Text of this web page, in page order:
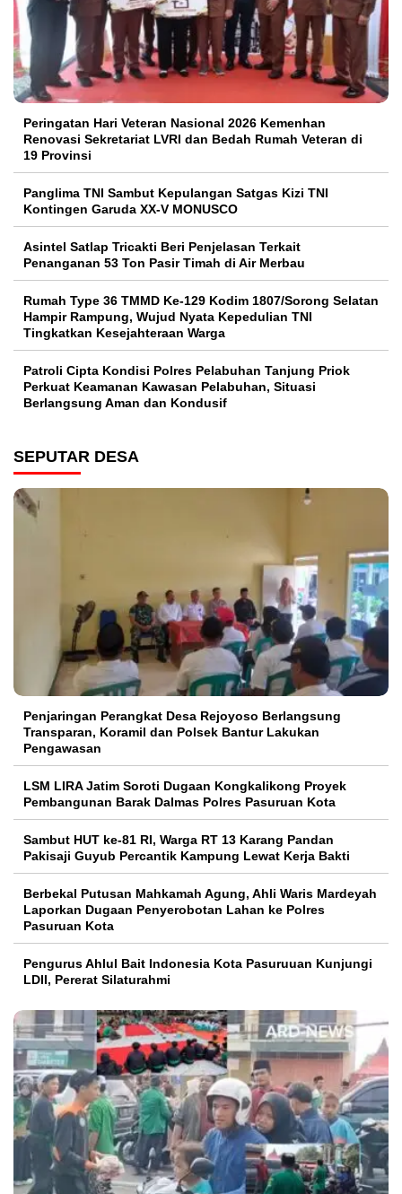
Peringatan Hari Veteran Nasional 2026 Kemenhan
Renovasi Sekretariat LVRI dan Bedah Rumah Veteran di
19 Provinsi
Panglima TNI Sambut Kepulangan Satgas Kizi TNI
Kontingen Garuda XX-V MONUSCO
Asintel Satlap Tricakti Beri Penjelasan Terkait
Penanganan 53 Ton Pasir Timah di Air Merbau
Rumah Type 36 TMMD Ke-129 Kodim 1807/Sorong Selatan
Hampir Rampung, Wujud Nyata Kepedulian TNI
Tingkatkan Kesejahteraan Warga
Patroli Cipta Kondisi Polres Pelabuhan Tanjung Priok
Perkuat Keamanan Kawasan Pelabuhan, Situasi
Berlangsung Aman dan Kondusif
SEPUTAR DESA
Penjaringan Perangkat Desa Rejoyoso Berlangsung
Transparan, Koramil dan Polsek Bantur Lakukan
Pengawasan
LSM LIRA Jatim Soroti Dugaan Kongkalikong Proyek
Pembangunan Barak Dalmas Polres Pasuruan Kota
Sambut HUT ke-81 RI, Warga RT 13 Karang Pandan
Pakisaji Guyub Percantik Kampung Lewat Kerja Bakti
Berbekal Putusan Mahkamah Agung, Ahli Waris Mardeyah
Laporkan Dugaan Penyerobotan Lahan ke Polres
Pasuruan Kota
Pengurus Ahlul Bait Indonesia Kota Pasuruuan Kunjungi
LDII, Pererat Silaturahmi